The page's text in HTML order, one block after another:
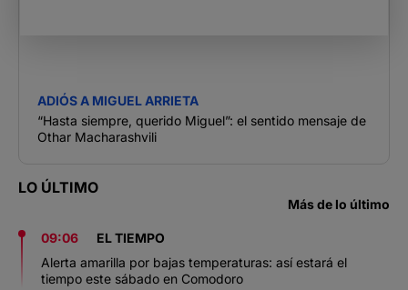
ADIÓS A MIGUEL ARRIETA
“Hasta siempre, querido Miguel”: el sentido mensaje de
Othar Macharashvili
LO ÚLTIMO
Más de lo último
09:06
EL TIEMPO
Alerta amarilla por bajas temperaturas: así estará el
tiempo este sábado en Comodoro